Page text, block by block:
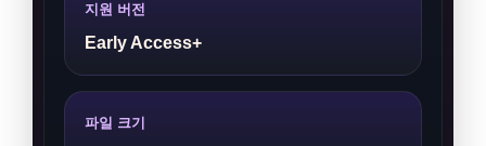
지원 버전
Early Access+
파일 크기